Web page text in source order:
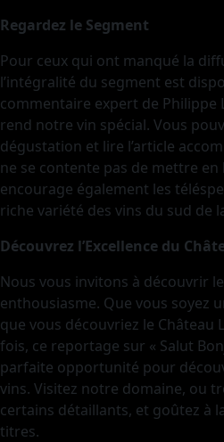
Regardez le Segment
Pour ceux qui ont manqué la
l’intégralité du segment est
commentaire expert de Philippe
rend notre vin spécial. Vous
dégustation et lire l’article
ne se contente pas de mettre
encourage également les
riche variété des vins du sud de
Découvrez l’Excellence du
Nous vous invitons à découvrir
enthousiasme. Que vous soyez
que vous découvriez le Château
fois, ce reportage sur « Salut
parfaite opportunité pour
vins. Visitez notre domaine, ou
certains détaillants, et goûtez à
titres.